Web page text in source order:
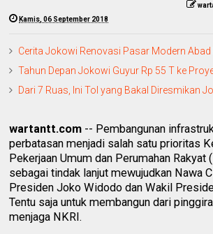
Kamis, 06 September 2018
Cerita Jokowi Renovasi Pasar Modern Abad
Tahun Depan Jokowi Guyur Rp 55 T ke
Dari 7 Ruas, Ini Tol yang Bakal Diresmikan
wartantt.com -- Pembangunan
perbatasan menjadi salah satu prioritas
Pekerjaan Umum dan Perumahan Rakyat
sebagai tindak lanjut mewujudkan Nawa
Presiden Joko Widodo dan Wakil
Tentu saja untuk membangun dari
menjaga NKRI.